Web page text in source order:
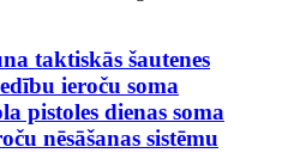
taktiskās šautenes
ieroču soma
pistoles dienas soma
nēsāšanas sistēmu